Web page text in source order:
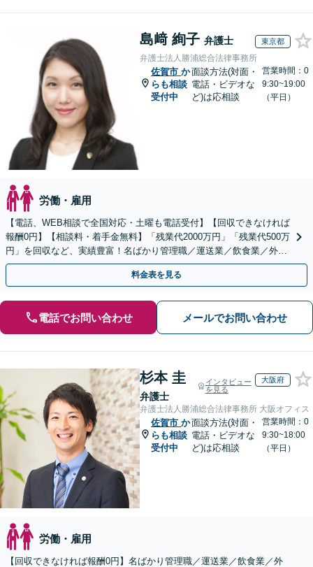
島﨑 絢子 弁護士 東京都
弁護士法人勝浦総合法律事務所
佐賀市 か
らも相談
受付中
面談方法(対面・
電話・ビデオな
ど)は応相談
営業時間：0
9:30~19:00
（平日）
労働・雇用
【電話、WEB相談で全国対応・土曜も電話受付】【回収できなければ
報酬0円】【相談料・着手金無料】「残業代2000万円」「残業代500万
円」を回収など、実績豊富！名ばかり管理職／運送業／飲食業／外資
系など妥協せずに交渉！他で断られた方も対応。
料金表を見る
電話でお問い合わせ メールでお問い合わせ
杉本 圭
弁護士
インタビュー
を見る
大阪府
弁護士法人勝浦総合法律事務所 大阪オフィス
佐賀市 か
らも相談
受付中
面談方法(対面・
電話・ビデオな
ど)は応相談
営業時間：0
9:30~18:00
（平日）
労働・雇用
【回収できなければ報酬0円】名ばかり管理職／運送業／飲食業／外